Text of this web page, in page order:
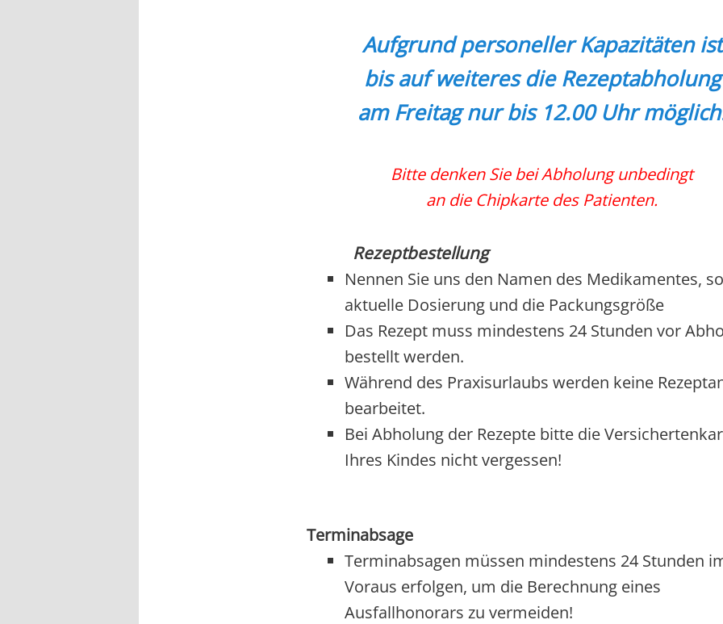
Aufgrund personeller Kapazitäten ist
bis auf weiteres die Rezeptabholung
am Freitag nur bis 12.00 Uhr
Bitte denken Sie bei Abholung unbedingt
an die Chipkarte des Patienten.
Rezeptbestellung
Nennen Sie uns den Namen des Medikamentes,
aktuelle Dosierung und die Packungsgröße
Das Rezept muss mindestens 24 Stunden vor
bestellt werden.
Während des Praxisurlaubs werden keine
bearbeitet.
Bei Abholung der Rezepte bitte die
Ihres Kindes nicht vergessen!
Terminabsage
Terminabsagen müssen mindestens 24 Stunden
Voraus erfolgen, um die Berechnung eines
Ausfallhonorars zu vermeiden!